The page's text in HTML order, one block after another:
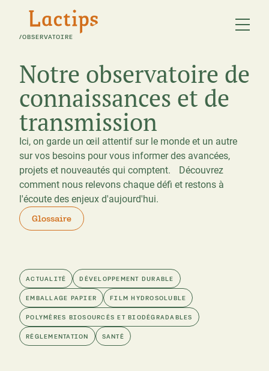
/OBSERVATOIRE
Notre observatoire de
connaissances et de
transmission
Ici, on garde un œil attentif sur le monde et un autre
sur vos besoins pour vous informer des avancées,
projets et nouveautés qui comptent. Découvrez
comment nous relevons chaque défi et restons à
l'écoute des enjeux d'aujourd'hui.
Glossaire
ACTUALITÉ DÉVELOPPEMENT DURABLE
EMBALLAGE PAPIER FILM HYDROSOLUBLE
POLYMÈRES BIOSOURCÉS ET BIODÉGRADABLES
RÉGLEMENTATION SANTÉ